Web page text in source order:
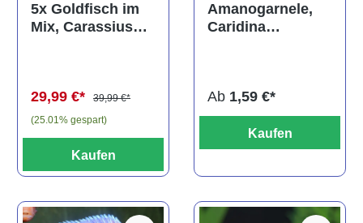
5x Goldfisch im
Mix, Carassius
29,99 €*
39,99 €*
(25.01% gespart)
Kaufen
Amanogarnele,
Caridina
Ab 1,59 €*
Kaufen